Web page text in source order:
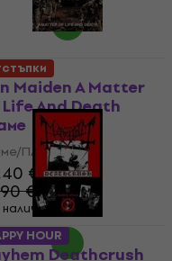
Maiden A Matter
And Death
Плакат
€
€
- 25 %
наличност
Deathcrush
HOUR